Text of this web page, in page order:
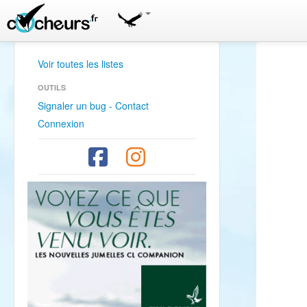
Voir toutes les listes
OUTILS
Signaler un bug - Contact
Connexion